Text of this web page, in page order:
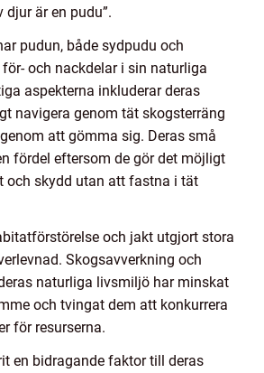
djur är en pudu”.
pudun, både sydpudu och
och nackdelar i sin naturliga
aspekterna inkluderar deras
navigera genom tät skogsterräng
att gömma sig. Deras små
fördel eftersom de gör det möjligt
och skydd utan att fastna i tät
och jakt utgjort stora
Skogsavverkning och
naturliga livsmiljö har minskat
och tvingat dem att konkurrera
för resurserna.
en bidragande faktor till deras